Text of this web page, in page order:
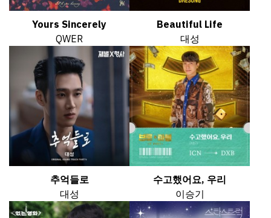
Yours Sincerely
QWER
Beautiful Life
대성
추억들로
대성
수고했어요, 우리
이승기